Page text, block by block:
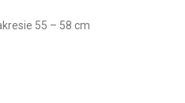
55 – 58 cm